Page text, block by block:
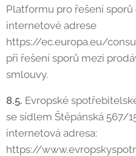
Platformu pro řešení
internetové adrese
https://ec.europa.eu/
při řešení sporů mezi
smlouvy.
8.5. Evropské
se sídlem Štěpánská 567/
internetová adresa:
https://